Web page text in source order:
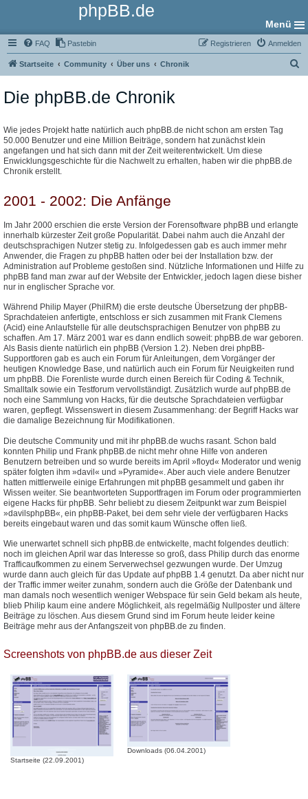
phpBB.de
Menü
FAQ Pastebin Anmelden
Registrieren
Startseite Community Über uns Chronik
Die phpBB.de Chronik
Wie jedes Projekt hatte natürlich auch phpBB.de nicht schon am ersten Tag
50.000 Benutzer und eine Million Beiträge, sondern hat zunächst klein
angefangen und hat sich dann mit der Zeit weiterentwickelt. Um diese
Enwicklungsgeschichte für die Nachwelt zu erhalten, haben wir die phpBB.de
Chronik erstellt.
2001 - 2002: Die Anfänge
Im Jahr 2000 erschien die erste Version der Forensoftware phpBB und erlangte
innerhalb kürzester Zeit große Popularität. Dabei nahm auch die Anzahl der
deutschsprachigen Nutzer stetig zu. Infolgedessen gab es auch immer mehr
Anwender, die Fragen zu phpBB hatten oder bei der Installation bzw. der
Administration auf Probleme gestoßen sind. Nützliche Informationen und Hilfe zu
phpBB fand man zwar auf der Website der Entwickler, jedoch lagen diese bisher
nur in englischer Sprache vor.
Während Philip Mayer (PhilRM) die erste deutsche Übersetzung der phpBB-
Sprachdateien anfertigte, entschloss er sich zusammen mit Frank Clemens
(Acid) eine Anlaufstelle für alle deutschsprachigen Benutzer von phpBB zu
schaffen. Am 17. März 2001 war es dann endlich soweit: phpBB.de war geboren.
Als Basis diente natürlich ein phpBB (Version 1.2). Neben drei phpBB-
Supportforen gab es auch ein Forum für Anleitungen, dem Vorgänger der
heutigen Knowledge Base, und natürlich auch ein Forum für Neuigkeiten rund
um phpBB. Die Forenliste wurde durch einen Bereich für Coding & Technik,
Smalltalk sowie ein Testforum vervollständigt. Zusätzlich wurde auf phpBB.de
noch eine Sammlung von Hacks, für die deutsche Sprachdateien verfügbar
waren, gepflegt. Wissenswert in diesem Zusammenhang: der Begriff Hacks war
die damalige Bezeichnung für Modifikationen.
Die deutsche Community und mit ihr phpBB.de wuchs rasant. Schon bald
konnten Philip und Frank phpBB.de nicht mehr ohne Hilfe von anderen
Benutzern betreiben und so wurde bereits im April »floyd« Moderator und wenig
später folgten ihm »davil« und »Pyramide«. Aber auch viele andere Benutzer
hatten mittlerweile einige Erfahrungen mit phpBB gesammelt und gaben ihr
Wissen weiter. Sie beantworteten Supportfragen im Forum oder programmierten
eigene Hacks für phpBB. Sehr beliebt zu diesem Zeitpunkt war zum Beispiel
»davilsphpBB«, ein phpBB-Paket, bei dem sehr viele der verfügbaren Hacks
bereits eingebaut waren und das somit kaum Wünsche offen ließ.
Wie unerwartet schnell sich phpBB.de entwickelte, macht folgendes deutlich:
noch im gleichen April war das Interesse so groß, dass Philip durch das enorme
Trafficaufkommen zu einem Serverwechsel gezwungen wurde. Der Umzug
wurde dann auch gleich für das Update auf phpBB 1.4 genutzt. Da aber nicht nur
der Traffic immer weiter zunahm, sondern auch die Größe der Datenbank und
man damals noch wesentlich weniger Webspace für sein Geld bekam als heute,
blieb Philip kaum eine andere Möglichkeit, als regelmäßig Nullposter und ältere
Beiträge zu löschen. Aus diesem Grund sind im Forum heute leider keine
Beiträge mehr aus der Anfangszeit von phpBB.de zu finden.
Screenshots von phpBB.de aus dieser Zeit
Startseite (22.09.2001)
Downloads (06.04.2001)